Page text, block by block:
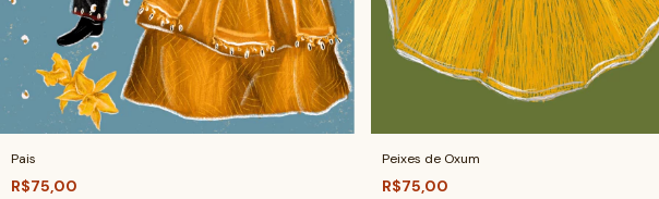
Pais
R$75,00
Peixes de Oxum
R$75,00